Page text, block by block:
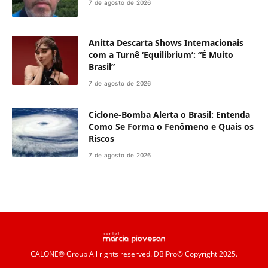
7 de agosto de 2026
Anitta Descarta Shows Internacionais
com a Turnê ‘Equilibrium’: “É Muito
Brasil”
7 de agosto de 2026
Ciclone-Bomba Alerta o Brasil: Entenda
Como Se Forma o Fenômeno e Quais os
Riscos
7 de agosto de 2026
CALONE® GroupAll rights reserved. DBIPro© Copyright 2025.